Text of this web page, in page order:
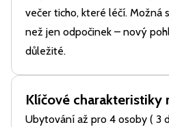
večer ticho, které léčí. Možná
než jen odpočinek – nový
důležité.
Klíčové charakteristiky
Ubytování až pro 4 osoby ( 3